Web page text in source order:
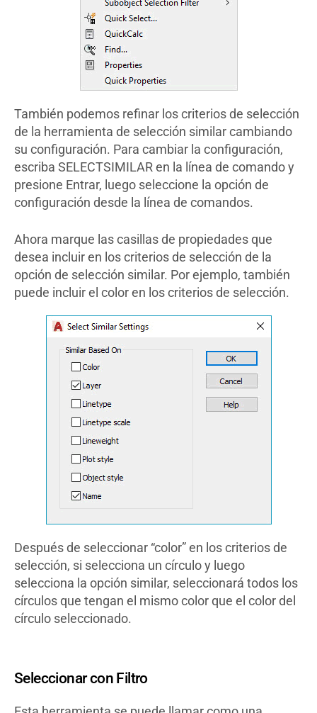
También podemos refinar los criterios de selección
de la herramienta de selección similar cambiando
su configuración. Para cambiar la configuración,
escriba SELECTSIMILAR en la línea de comando y
presione Entrar, luego seleccione la opción de
configuración desde la línea de comandos.
Ahora marque las casillas de propiedades que
desea incluir en los criterios de selección de la
opción de selección similar. Por ejemplo, también
puede incluir el color en los criterios de selección.
Después de seleccionar “color” en los criterios de
selección, si selecciona un círculo y luego
selecciona la opción similar, seleccionará todos los
círculos que tengan el mismo color que el color del
círculo seleccionado.
Seleccionar con Filtro